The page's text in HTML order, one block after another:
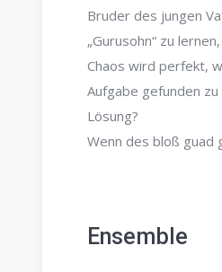
Bruder des jungen
„Gurusohn“ zu
Chaos wird perfekt,
Aufgabe gefunden
Lösung?
Wenn des bloß guad
Ensemble